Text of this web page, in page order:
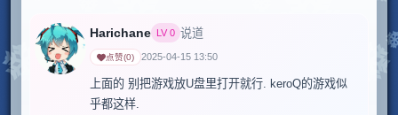
Harichane LV0 说道
点赞(0) 2025-04-15 13:50
上面的 别把游戏放U盘里打开就行. keroQ的游戏似
乎都这样.